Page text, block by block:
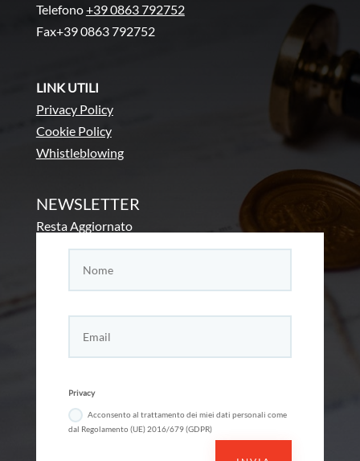
Telefono+39 0863 792752
Fax+39 0863 792752
LINK UTILI
Privacy Policy
Cookie Policy
Whistleblowing
NEWSLETTER
Resta Aggiornato
Privacy
Acconsento al trattamento dei miei dati personali come
dal Regolamento (UE) 2016/679 (GDPR)